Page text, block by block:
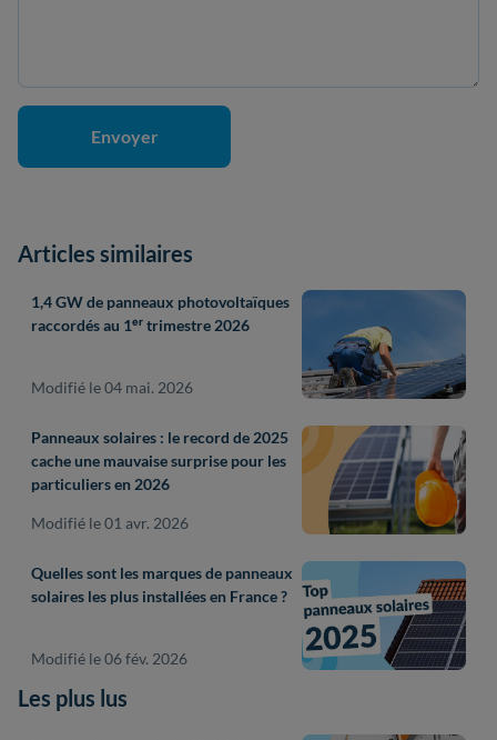
Articles similaires
1,4 GW de panneaux photovoltaïques
raccordés au 1ᵉʳ trimestre 2026
Modifié le 04 mai. 2026
Panneaux solaires : le record de 2025
cache une mauvaise surprise pour les
particuliers en 2026
Modifié le 01 avr. 2026
Quelles sont les marques de panneaux
solaires les plus installées en France ?
Modifié le 06 fév. 2026
Les plus lus